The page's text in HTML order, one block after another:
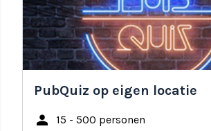
PubQuiz op eigen locatie
person 15 - 500 personen